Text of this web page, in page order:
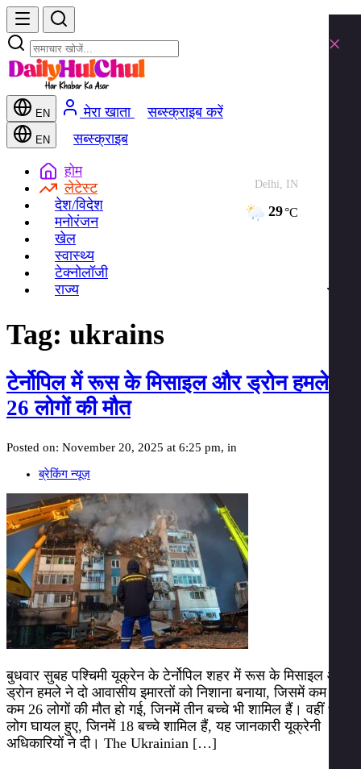
EN मेरा खाता सब्स्क्राइब करें
EN सब्स्क्राइब
Delhi, IN
29°C
होम
लेटेस्ट
देश/विदेश
मनोरंजन
खेल
स्वास्थ्य
टेक्नोलॉजी
राज्य
Tag: ukrains
टेर्नोपिल में रूस के मिसाइल और ड्रोन हमले में
26 लोगों की मौत
Posted on: November 20, 2025 at 6:25 pm, in
ब्रेकिंग न्यूज़
बुधवार सुबह पश्चिमी यूक्रेन के टेर्नोपिल शहर में रूस के मिसाइल और
ड्रोन हमले ने दो आवासीय इमारतों को निशाना बनाया, जिसमें कम से
कम 26 लोगों की मौत हो गई, जिनमें तीन बच्चे भी शामिल हैं। वहीं 93
लोग घायल हुए, जिनमें 18 बच्चे शामिल हैं, यह जानकारी यूक्रेनी
अधिकारियों ने दी। The Ukrainian […]
×